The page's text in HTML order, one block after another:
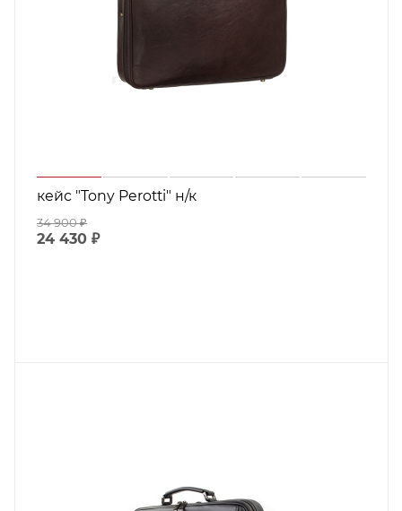
кейс "Tony Perotti" н/к
34 900₽
24 430 ₽